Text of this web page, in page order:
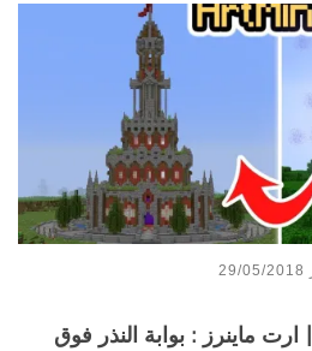
29/05/2018
Art Miners EP03 S5 | ارت ماينرز : بوابة النذر فوق